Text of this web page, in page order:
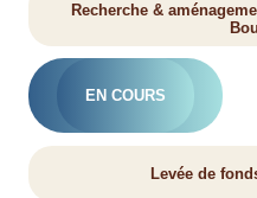
Recherche &
EN COURS
Levée de